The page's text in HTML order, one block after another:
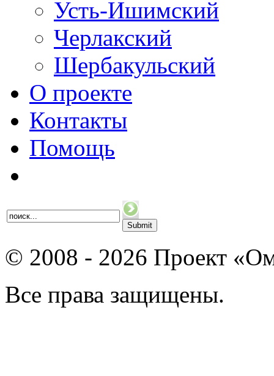
Усть-Ишимский
Черлакский
Шербакульский
О проекте
Контакты
Помощь
© 2008 - 2026 Проект
Все права защищены.